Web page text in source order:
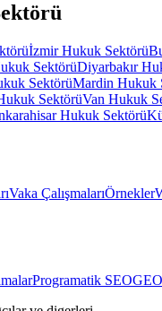
İzmir Hukuk Sektörü
SektörüDiyarbakır
SektörüMardin Hukuk
SektörüVan Hukuk
Hukuk Sektörü
Vaka ÇalışmalarıÖrnekler
Programatik SEO